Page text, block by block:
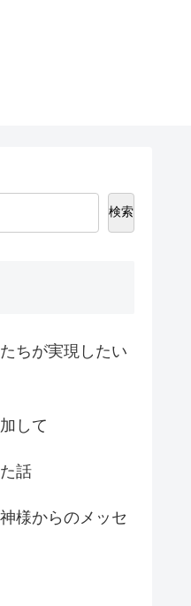
検索
ちが実現したい
して
話
様からのメッセ